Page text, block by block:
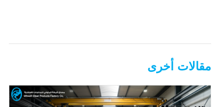
مقالات أخرى